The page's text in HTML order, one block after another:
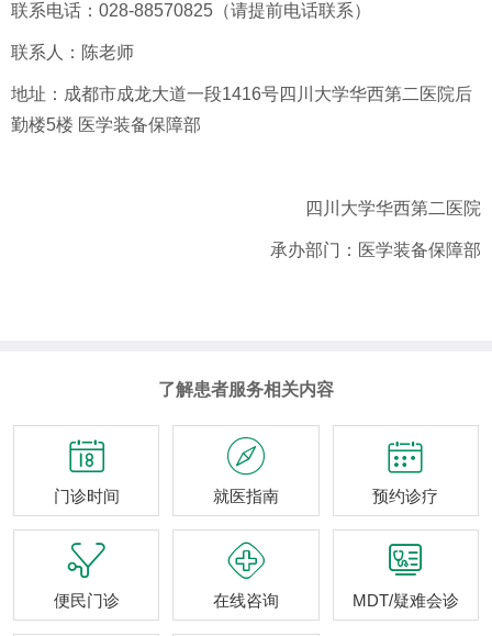
联系电话：028-88570825（请提前电话联系）
联系人：陈老师
地址：成都市成龙大道一段1416号四川大学华西第二医院后
勤楼5楼 医学装备保障部
四川大学华西第二医院
承办部门：医学装备保障部
了解患者服务相关内容

门诊时间

就医指南

预约诊疗

便民门诊

在线咨询

MDT/疑难会诊